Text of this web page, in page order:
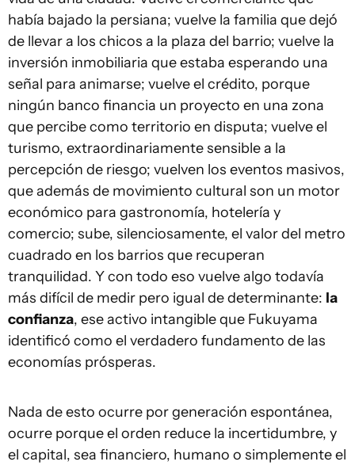
había bajado la persiana; vuelve la familia que dejó
de llevar a los chicos a la plaza del barrio; vuelve la
inversión inmobiliaria que estaba esperando una
señal para animarse; vuelve el crédito, porque
ningún banco financia un proyecto en una zona
que percibe como territorio en disputa; vuelve el
turismo, extraordinariamente sensible a la
percepción de riesgo; vuelven los eventos masivos,
que además de movimiento cultural son un motor
económico para gastronomía, hotelería y
comercio; sube, silenciosamente, el valor del metro
cuadrado en los barrios que recuperan
tranquilidad. Y con todo eso vuelve algo todavía
más difícil de medir pero igual de determinante: la
confianza, ese activo intangible que Fukuyama
identificó como el verdadero fundamento de las
economías prósperas.
Nada de esto ocurre por generación espontánea,
ocurre porque el orden reduce la incertidumbre, y
el capital, sea financiero, humano o simplemente el